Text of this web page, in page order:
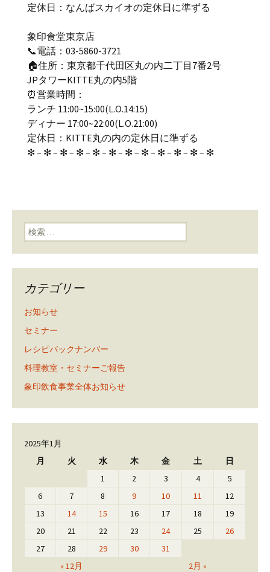
定休日：なんばスカイオの定休日に準ずる
象印食堂東京店
📞電話：03-5860-3721
🏠住所：東京都千代田区丸の内二丁目7番2号
JPタワーKITTE丸の内5階
⏰営業時間：
ランチ 11:00~15:00(L.O.14:15)
ディナー 17:00~22:00(L.O.21:00)
定休日：KITTE丸の内の定休日に準ずる
✻ – ✻ – ✻ – ✻ – ✻ – ✻ – ✻ – ✻ – ✻ – ✻ – ✻ – ✻
検索:
カテゴリー
お知らせ
セミナー
レシピバックナンバー
料理教室・セミナーご報告
象印飲食事業全体お知らせ
2025年1月
月
火 水 木 金 土 日
« 12月 2月 »
1 2 3 4
5
6
7 8 9 10 11
12
13
14 15 16 17 18
19
20
21 22 23 24 25
26
27
28 29 30 31